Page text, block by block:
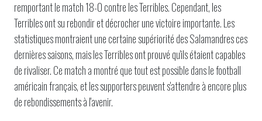
remportant le match 18-0 contre les Terribles. Cependant, les
Terribles ont su rebondir et décrocher une victoire importante. Les
statistiques montraient une certaine supériorité des Salamandres ces
dernières saisons, mais les Terribles ont prouvé qu'ils étaient capables
de rivaliser. Ce match a montré que tout est possible dans le football
américain français, et les supporters peuvent s'attendre à encore plus
de rebondissements à l'avenir.